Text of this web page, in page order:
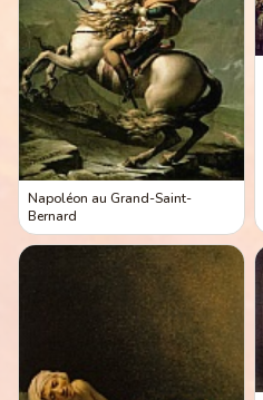
Napoléon au Grand-Saint-
Bernard